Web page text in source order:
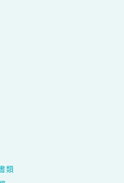
類